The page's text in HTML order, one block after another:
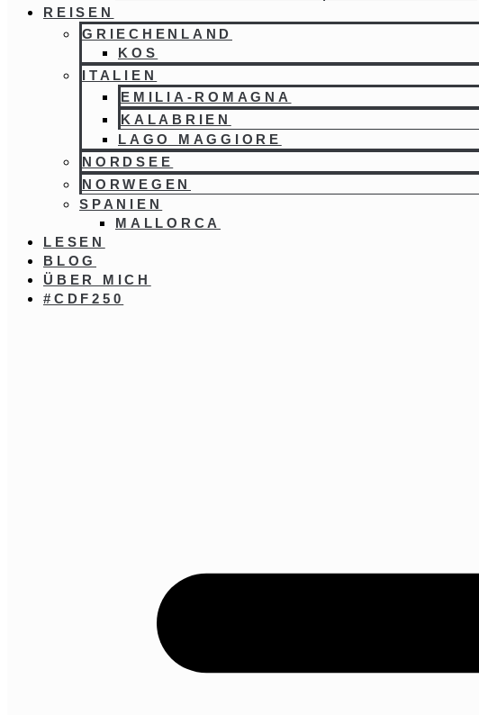
REISEN
GRIECHENLAND
KOS
ITALIEN
EMILIA-ROMAGNA
KALABRIEN
LAGO MAGGIORE
NORDSEE
NORWEGEN
SPANIEN
MALLORCA
LESEN
BLOG
ÜBER MICH
#CDF250